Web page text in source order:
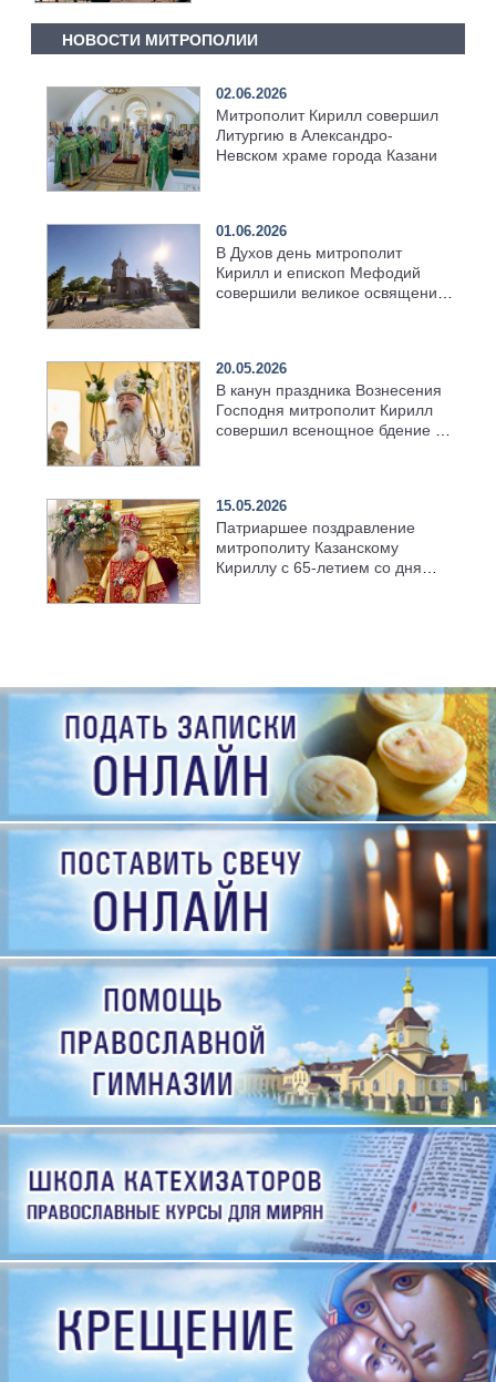
НОВОСТИ МИТРОПОЛИИ
02.06.2026
Митрополит Кирилл совершил
Литургию в Александро-
Невском храме города Казани
01.06.2026
В Духов день митрополит
Кирилл и епископ Мефодий
совершили великое освящение
20.05.2026
В канун праздника Вознесения
Господня митрополит Кирилл
совершил всенощное бдение в
15.05.2026
Патриаршее поздравление
митрополиту Казанскому
Кириллу с 65-летием со дня